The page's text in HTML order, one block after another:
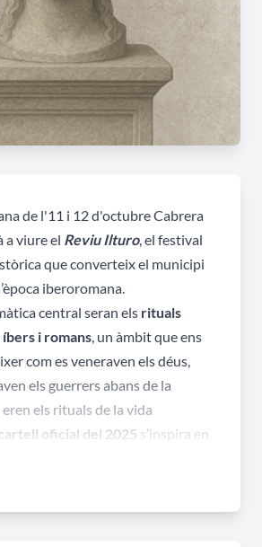
de l'11 i 12 d'octubre Cabrera
a viure el Reviu Ilturo, el festival
que converteix el municipi
iberoromana.
central seran els rituals
i romans, un àmbit que ens
com es veneraven els déus,
els guerrers abans de la
els rituals de la vida
oficial del 2025 s’inspira en